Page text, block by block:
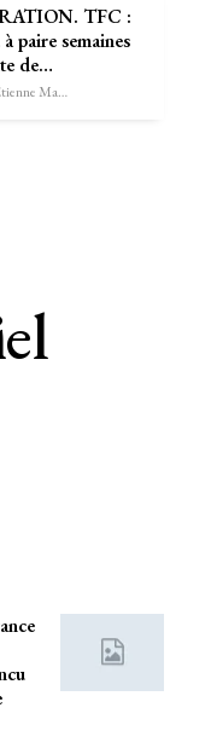
TFC :
paire semaines
de…
Sébastien-Étienne Marechal